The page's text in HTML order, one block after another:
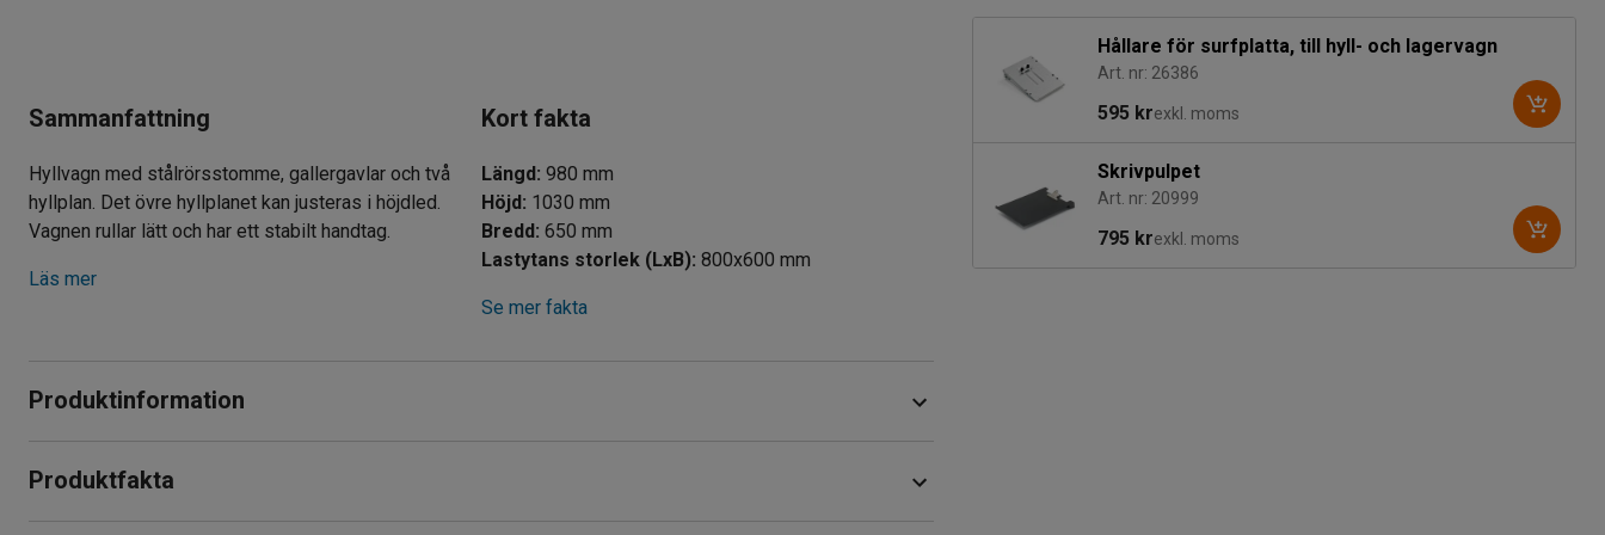
Sammanfattning
Hyllvagn med stålrörsstomme, gallergavlar och två
hyllplan. Det övre hyllplanet kan justeras i höjdled.
Vagnen rullar lätt och har ett stabilt handtag.
Läs mer
Kort fakta
Längd : 980 mm
Höjd : 1030 mm
Bredd : 650 mm
Lastytans storlek (LxB): 800x600 mm
Se mer fakta
Produktinformation
för användning på lager, verkstäder och liknanden.
Produktfakta
Hållare för surfplatta, till hyll- och lagervagn
Art. nr: 26386
595 krexkl. moms
Skrivpulpet
Art. nr: 20999
795 krexkl. moms